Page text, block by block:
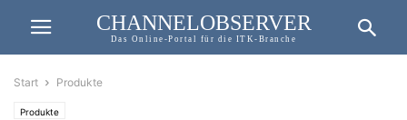
CHANNELOBSERVER
Das Online-Portal für die ITK-Branche
Start Produkte
Produkte